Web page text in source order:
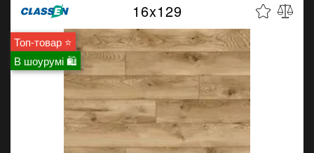
Топ-товар ⭐
В шоурумі 🛍
16x129